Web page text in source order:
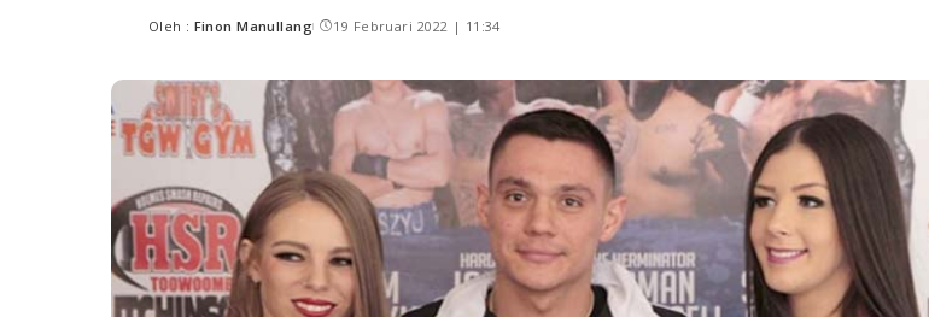
Oleh : Finon Manullang 19 Februari 2022 | 11:34